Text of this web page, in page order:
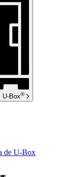
U-Box®
de U-Box